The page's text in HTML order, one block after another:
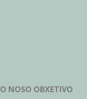
O NOSO OBXETIVO